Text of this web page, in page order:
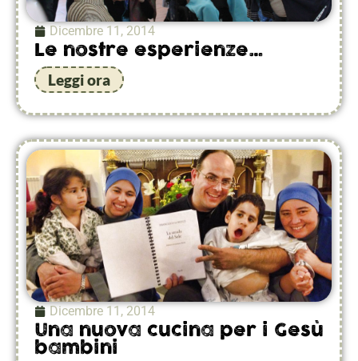
Dicembre 11, 2014
Le nostre esperienze…
Leggi ora
Dicembre 11, 2014
Una nuova cucina per i Gesù
bambini